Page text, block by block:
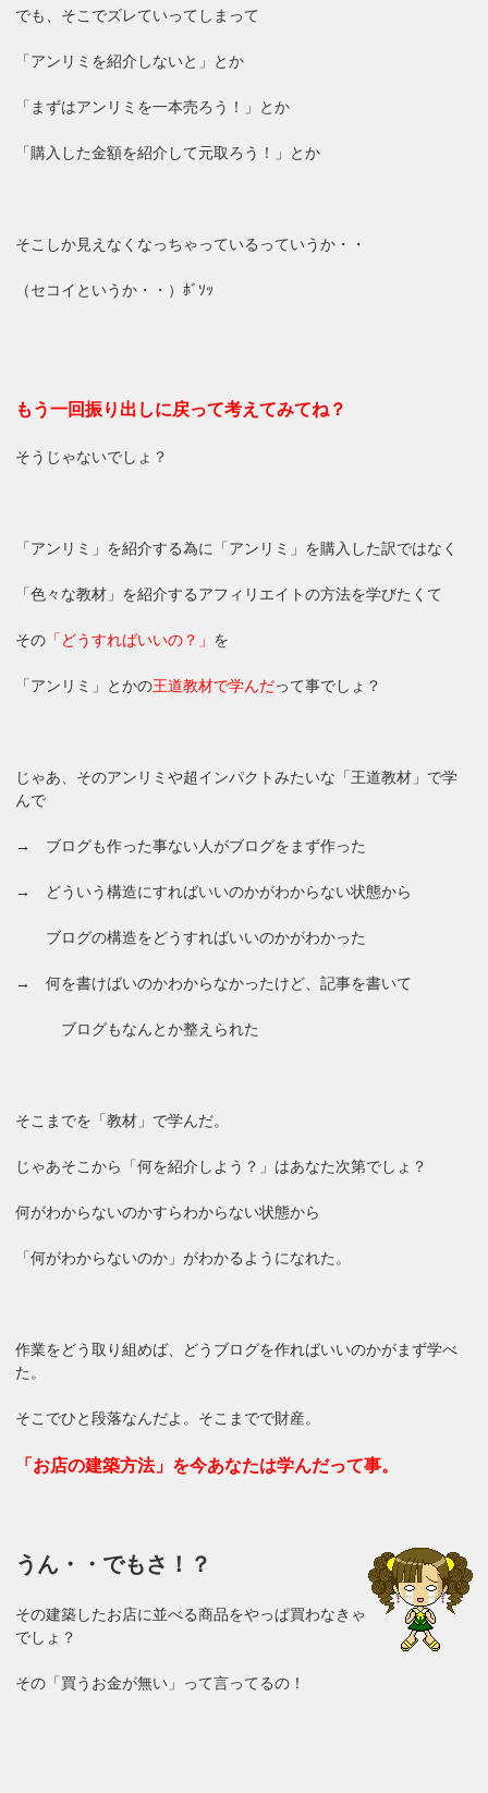
でも、そこでズレていってしまって
「アンリミを紹介しないと」とか
「まずはアンリミを一本売ろう！」とか
「購入した金額を紹介して元取ろう！」とか
そこしか見えなくなっちゃっているっていうか・・
（セコイというか・・）ﾎﾞｿｯ
もう一回振り出しに戻って考えてみてね？
そうじゃないでしょ？
「アンリミ」を紹介する為に「アンリミ」を購入した訳ではなく
「色々な教材」を紹介するアフィリエイトの方法を学びたくて
その 「どうすればいいの？」 を
「アンリミ」とかの王道教材で学んだって事でしょ？
じゃあ、そのアンリミや超インパクトみたいな「王道教材」で学
んで
→ ブログも作った事ない人がブログをまず作った
→ どういう構造にすればいいのかがわからない状態から
ブログの構造をどうすればいいのかがわかった
→ 何を書けばいのかわからなかったけど、記事を書いて
ブログもなんとか整えられた
そこまでを「教材」で学んだ。
じゃあそこから「何を紹介しよう？」はあなた次第でしょ？
何がわからないのかすらわからない状態から
「何がわからないのか」がわかるようになれた。
作業をどう取り組めば、どうブログを作ればいいのかがまず学べ
た。
そこでひと段落なんだよ。そこまでで財産。
「お店の建築方法」を今あなたは学んだって事。
うん・・でもさ！？
その建築したお店に並べる商品をやっぱ買わなきゃ
でしょ？
その「買うお金が無い」って言ってるの！